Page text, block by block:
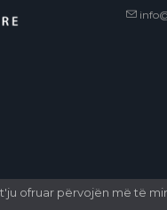
ofruar përvojën më të